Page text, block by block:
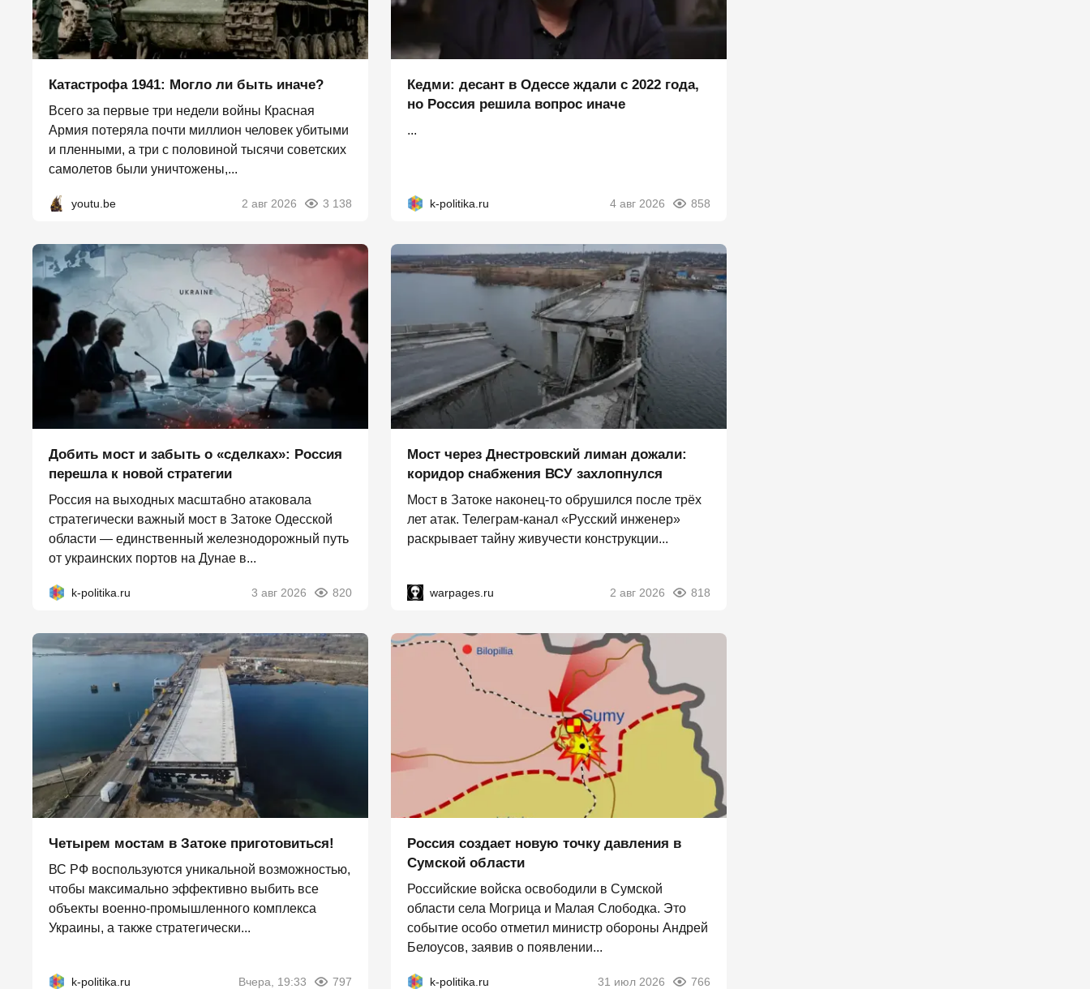
Катастрофа 1941: Могло ли быть иначе?
Всего за первые три недели войны Красная
Армия потеряла почти миллион человек убитыми
и пленными, а три с половиной тысячи советских
самолетов были уничтожены,...
youtu.be 2 авг 2026 3 138
Кедми: десант в Одессе ждали с 2022 года,
но Россия решила вопрос иначе
...
k-politika.ru 4 авг 2026 858
Добить мост и забыть о «сделках»: Россия
перешла к новой стратегии
Россия на выходных масштабно атаковала
стратегически важный мост в Затоке Одесской
области — единственный железнодорожный путь
от украинских портов на Дунае в...
k-politika.ru 3 авг 2026 820
Мост через Днестровский лиман дожали:
коридор снабжения ВСУ захлопнулся
Мост в Затоке наконец-то обрушился после трёх
лет атак. Телеграм-канал «Русский инженер»
раскрывает тайну живучести конструкции...
warpages.ru 2 авг 2026 818
Четырем мостам в Затоке приготовиться!
ВС РФ воспользуются уникальной возможностью,
чтобы максимально эффективно выбить все
объекты военно-промышленного комплекса
Украины, а также стратегически...
k-politika.ru Вчера, 19:33 797
Россия создает новую точку давления в
Сумской области
Российские войска освободили в Сумской
области села Могрица и Малая Слободка. Это
событие особо отметил министр обороны Андрей
Белоусов, заявив о появлении...
k-politika.ru 31 июл 2026 766